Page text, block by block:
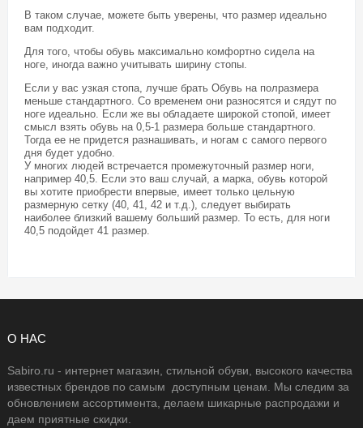
В таком случае, можете быть уверены, что размер идеально
вам подходит.
Для того, чтобы обувь максимально комфортно сидела на
ноге, иногда важно учитывать ширину стопы.
Если у вас узкая стопа, лучше брать Обувь на полразмера
меньше стандартного. Со временем они разносятся и сядут по
ноге идеально. Если же вы обладаете широкой стопой, имеет
смысл взять обувь на 0,5-1 размера больше стандартного.
Тогда ее не придется разнашивать, и ногам с самого первого
дня будет удобно.
У многих людей встречается промежуточный размер ноги,
например 40,5. Если это ваш случай, а марка, обувь которой
вы хотите приобрести впервые, имеет только цельную
размерную сетку (40, 41, 42 и т.д.), следует выбирать
наиболее близкий вашему больший размер. То есть, для ноги
40,5 подойдет 41 размер.
О НАС
Sabiro.ru - интернет магазин, стильной обуви, высокого качества
известных брендов по самым доступным ценам. Мы следим за
обновлением ассортимента, делаем шикарные распродажи и
даем приятные скидки.